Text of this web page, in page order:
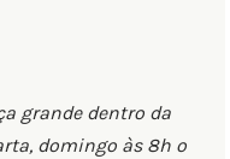
grande dentro da
domingo às 8h o